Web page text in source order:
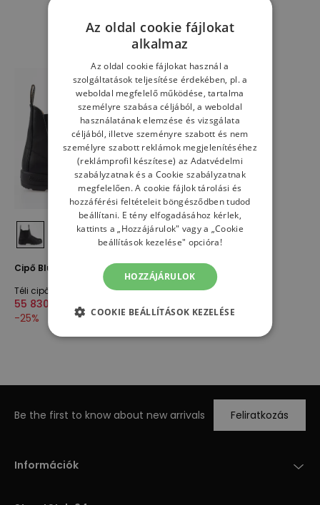
Cipő Blundstone 558 - fekete
Téli cipő
55 830,00 Ft
-25%
Be the first to know about new arrivals Feliratkozás
Információk
Az oldal cookie fájlokat
alkalmaz
Az oldal cookie fájlokat használ a
szolgáltatások teljesítése érdekében, pl. a
weboldal megfelelő működése, tartalma
személyre szabása céljából, a weboldal
használatának elemzése és vizsgálata
céljából, illetve szeményre szabott és nem
személyre szabott reklámok megjelenítéséhez
(reklámprofil készítese) az Adatvédelmi
szabályzatnakés a Cookie szabályzatnak
megfelelően. A cookie fájlok tárolási és
hozzáférési feltételeit böngésződben tudod
beállítani. E tény elfogadásához kérlek,
kattints a „Hozzájárulok" vagy a „Cookie
beállítások kezelése" opcióra!
HOZZÁJÁRULOK
COOKIE BEÁLLÍTÁSOK KEZELÉSE